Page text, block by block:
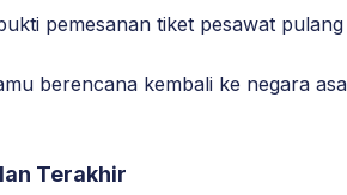
pemesanan tiket pesawat
berencana kembali ke negara
Terakhir